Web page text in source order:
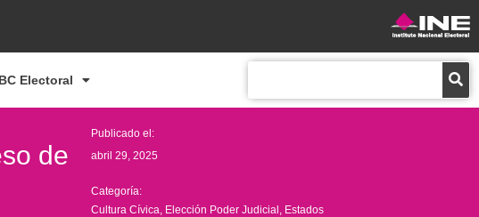
Electoral
de
Publicado el:
abril 29, 2025
Categoría:
Cultura Cívica Elección Poder Judicial Estados